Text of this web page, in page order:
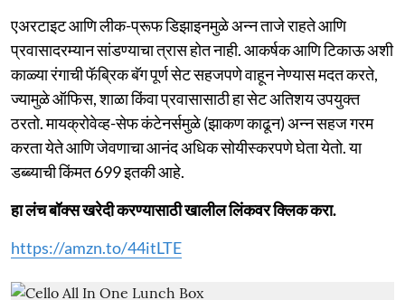
एअरटाइट आणि लीक-प्रूफ डिझाइनमुळे अन्न ताजे राहते आणि
प्रवासादरम्यान सांडण्याचा त्रास होत नाही. आकर्षक आणि टिकाऊ अशी
काळ्या रंगाची फॅब्रिक बॅग पूर्ण सेट सहजपणे वाहून नेण्यास मदत करते,
ज्यामुळे ऑफिस, शाळा किंवा प्रवासासाठी हा सेट अतिशय उपयुक्त
ठरतो. मायक्रोवेव्ह-सेफ कंटेनर्समुळे (झाकण काढून) अन्न सहज गरम
करता येते आणि जेवणाचा आनंद अधिक सोयीस्करपणे घेता येतो. या
डब्ब्याची किंमत 699 इतकी आहे.
हा लंच बॉक्स खरेदी करण्यासाठी खालील लिंकवर क्लिक करा.
https://amzn.to/44itLTE